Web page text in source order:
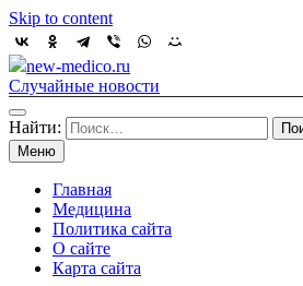
Skip to content
new-medico.ru
Случайные новости
Найти:
Меню
Главная
Медицина
Политика сайта
О сайте
Карта сайта